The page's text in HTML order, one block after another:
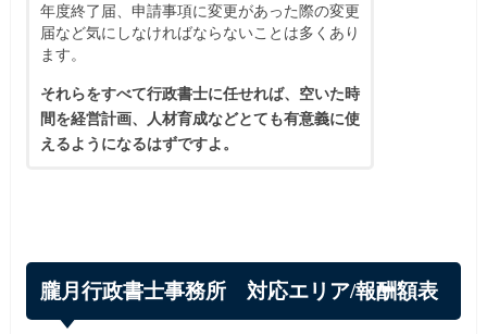
年度終了届、申請事項に変更があった際の変更
届など気にしなければならないことは多くあり
ます。
それらをすべて行政書士に任せれば、空いた時
間を経営計画、人材育成などとても有意義に使
えるようになるはずですよ。
朧月行政書士事務所 対応エリア/報酬額表